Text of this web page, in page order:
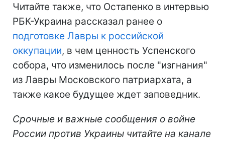
Читайте также, что Остапенко в интервью
РБК-Украина рассказал ранее о
подготовке Лавры к российской
оккупации, в чем ценность Успенского
собора, что изменилось после "изгнания"
из Лавры Московского патриархата, а
также какое будущее ждет заповедник.
Срочные и важные сообщения о войне
России против Украины читайте на канале